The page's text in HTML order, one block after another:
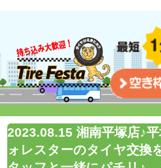
2023.08.15 湘南平塚店♪
ォレスターのタイヤ交換